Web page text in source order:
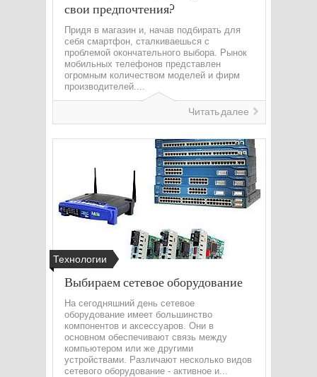
свои предпочтения?
Придя в магазин и, начав подбирать для
себя смартфон, сталкиваешься с
проблемой окончательного выбора. Рынок
мобильных телефонов представлен
огромным количеством моделей и фирм
производителей....
Читать далее
Технологии
Выбираем сетевое оборудование
На сегодняшний день сетевое
оборудование имеет большинство
компонентов и аксессуаров. Они в
основном обеспечивают связь между
компьютером или же другими
устройствами. Различают несколько видов
сетевого оборудование - активное и...